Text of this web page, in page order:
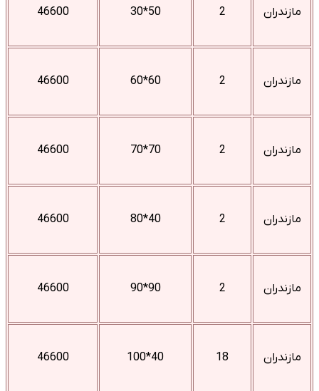
مازندران 2
50*30
46600
مازندران 2
60*60
46600
مازندران 2
70*70
46600
مازندران 2
40*80
46600
مازندران 2
90*90
46600
مازندران 18
40*100
46600